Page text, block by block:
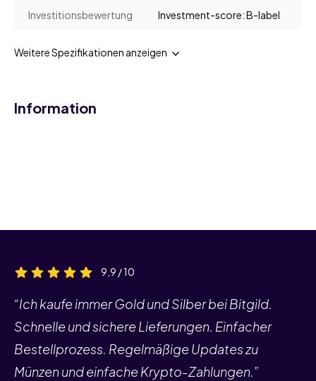
Investitionsbewertung Investment-score: B-label
Weitere Spezifikationen anzeigen
Information
9,9 / 10
“Ich kaufe immer Gold und Silber bei Bitgild.
Schnelle und sichere Lieferungen. Einfacher
Bestellprozess. Regelmäßige Updates zu
Münzen und einfache Krypto-Zahlungen.”